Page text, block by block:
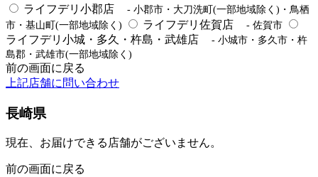
ライフデリ小郡店
- 小郡市・大刀洗町(一部地域除く)・鳥栖
市・基山町(一部地域除く)
ライフデリ佐賀店 - 佐賀市
ライフデリ小城・多久・杵島・武雄店
- 小城市・多久市・杵
島郡・武雄市(一部地域除く)
前の画面に戻る
上記店舗に問い合わせ
長崎県
現在、お届けできる店舗がございません。
前の画面に戻る